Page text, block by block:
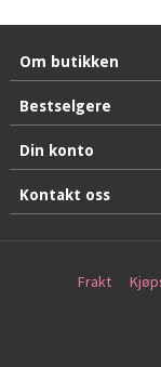
Om butikken
Bestselgere
Din konto
Kontakt oss
Frakt